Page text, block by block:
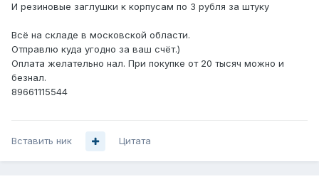
И резиновые заглушки к корпусам по 3 рубля за штуку
Всё на складе в московской области.
Отправлю куда угодно за ваш счёт.)
Оплата желательно нал. При покупке от 20 тысяч можно и
безнал.
89661115544
Вставить ник Цитата